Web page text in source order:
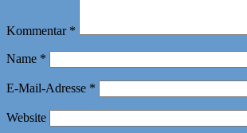
Kommentar *
Name *
E-Mail-Adresse *
Website